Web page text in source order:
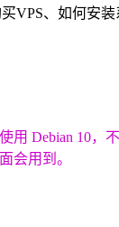
、如何安
Debian 10，不
会用到。